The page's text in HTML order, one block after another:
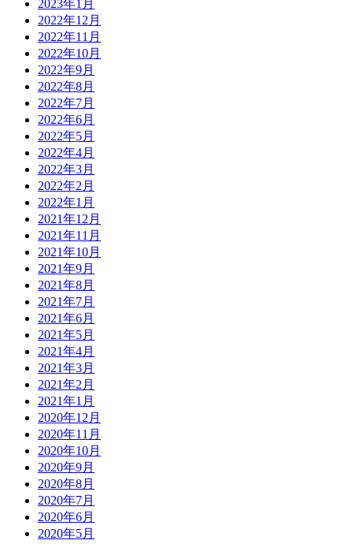
2023年1月
2022年12月
2022年11月
2022年10月
2022年9月
2022年8月
2022年7月
2022年6月
2022年5月
2022年4月
2022年3月
2022年2月
2022年1月
2021年12月
2021年11月
2021年10月
2021年9月
2021年8月
2021年7月
2021年6月
2021年5月
2021年4月
2021年3月
2021年2月
2021年1月
2020年12月
2020年11月
2020年10月
2020年9月
2020年8月
2020年7月
2020年6月
2020年5月